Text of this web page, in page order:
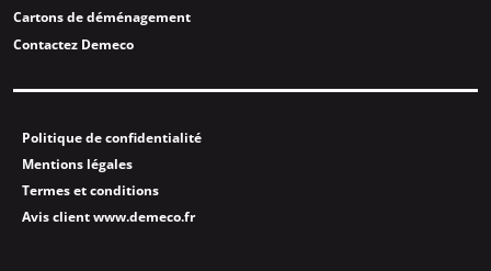
Cartons de déménagement
Contactez Demeco
Politique de confidentialité
Mentions légales
Termes et conditions
Avis client www.demeco.fr